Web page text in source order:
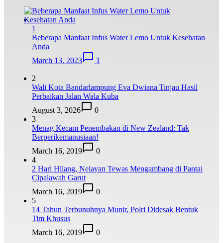
1
Beberapa Manfaat Infus Water Lemo Untuk Kesehatan
Anda
March 13, 2023
1
2
Wali Kota Bandarlampung Eva Dwiana Tinjau Hasil
Perbaikan Jalan Wala Kuba
August 3, 2026
0
3
Menag Kecam Penembakan di New Zealand: Tak
Berperikemanusiaan!
March 16, 2019
0
4
2 Hari Hilang, Nelayan Tewas Mengambang di Pantai
Cipalawah Garut
March 16, 2019
0
5
14 Tahun Terbunuhnya Munir, Polri Didesak Bentuk
Tim Khusus
March 16, 2019
0